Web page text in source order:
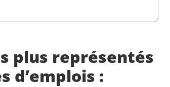
plus représentés
d’emplois :